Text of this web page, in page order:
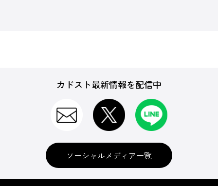
カドスト最新情報を配信中
ソーシャルメディア一覧